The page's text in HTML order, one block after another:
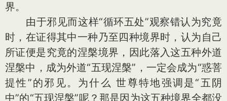
界。
由于邪见而这样“循环五处”观察错认为究竟
时，在证得其中一种乃至四种境界时，认为自己
所证便是究竟的涅槃境界，因此落入这五种外道
涅槃中，成为外道“五现涅槃”，一定会成为“惑菩
提性”的邪见。为什么 世尊特地强调是“五阴
中”的“五现涅槃”呢？那是因为这五种境界全都没